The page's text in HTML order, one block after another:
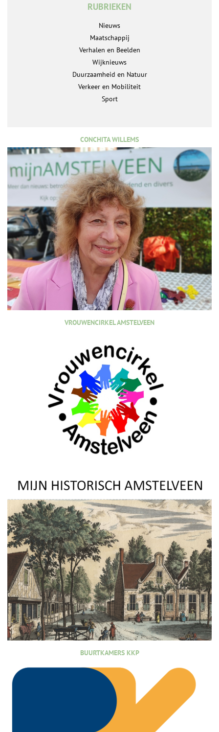
RUBRIEKEN
Nieuws
Maatschappij
Verhalen en Beelden
Wijknieuws
Duurzaamheid en Natuur
Verkeer en Mobiliteit
Sport
CONCHITA WILLEMS
VROUWENCIRKEL AMSTELVEEN
BUURTKAMERS KKP